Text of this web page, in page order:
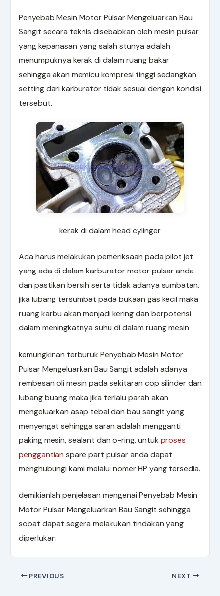
Penyebab Mesin Motor Pulsar Mengeluarkan Bau
Sangit secara teknis disebabkan oleh mesin pulsar
yang kepanasan yang salah stunya adalah
menumpuknya kerak di dalam ruang bakar
sehingga akan memicu kompresi tinggi sedangkan
setting dari karburator tidak sesuai dengan kondisi
tersebut.
kerak di dalam head cylinger
Ada harus melakukan pemeriksaan pada pilot jet
yang ada di dalam karburator motor pulsar anda
dan pastikan bersih serta tidak adanya sumbatan.
jika lubang tersumbat pada bukaan gas kecil maka
ruang karbu akan menjadi kering dan berpotensi
dalam meningkatnya suhu di dalam ruang mesin
kemungkinan terburuk Penyebab Mesin Motor
Pulsar Mengeluarkan Bau Sangit adalah adanya
rembesan oli mesin pada sekitaran cop silinder dan
lubang buang maka jika terlalu parah akan
mengeluarkan asap tebal dan bau sangit yang
menyengat sehingga saran adalah mengganti
paking mesin, sealant dan o-ring. untuk proses
penggantian spare part pulsar anda dapat
menghubungi kami melalui nomer HP yang tersedia.
demikianlah penjelasan mengenai Penyebab Mesin
Motor Pulsar Mengeluarkan Bau Sangit sehingga
sobat dapat segera melakukan tindakan yang
diperlukan
PREVIOUS NEXT